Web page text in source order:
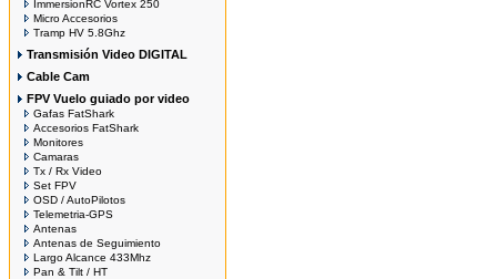
ImmersionRC Vortex 250
Micro Accesorios
Tramp HV 5.8Ghz
Transmisión Video DIGITAL
Cable Cam
FPV Vuelo guiado por video
Gafas FatShark
Accesorios FatShark
Monitores
Camaras
Tx / Rx Video
Set FPV
OSD / AutoPilotos
Telemetria-GPS
Antenas
Antenas de Seguimiento
Largo Alcance 433Mhz
Pan & Tilt / HT